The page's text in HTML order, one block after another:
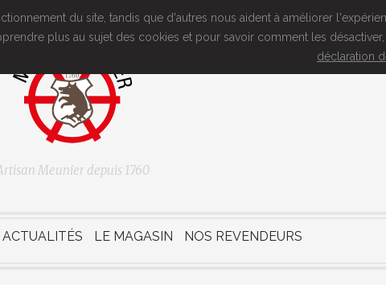
Meunier depuis 1760
ACTUALITÉS LE MAGASIN NOS REVENDEURS
du site, tandis que d'autres nous aident à améliorer
plus au sujet des cookies et pour savoir comment les désactiver,
déclaration